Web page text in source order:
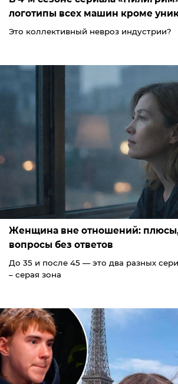
логотипы всех машин кроме
Это коллективный невроз индустрии?
Женщина вне отношений:
вопросы без ответов
До 35 и после 45 — это два разных
– серая зона